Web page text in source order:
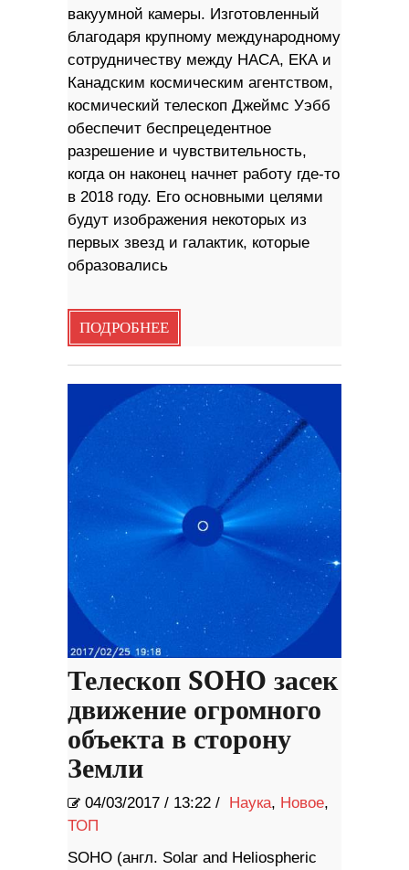
вакуумной камеры. Изготовленный
благодаря крупному международному
сотрудничеству между НАСА, ЕКА и
Канадским космическим агентством,
космический телескоп Джеймс Уэбб
обеспечит беспрецедентное
разрешение и чувствительность,
когда он наконец начнет работу где-то
в 2018 году. Его основными целями
будут изображения некоторых из
первых звезд и галактик, которые
образовались
ПОДРОБНЕЕ
Телескоп SOHO засек
движение огромного
объекта в сторону
Земли
04/03/2017 / 13:22 / Наука, Новое,
ТОП
SOHO (англ. Solar and Heliospheric